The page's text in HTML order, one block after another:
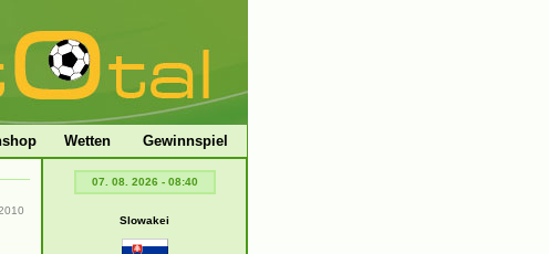
Wetten Gewinnspiel
07. 08. 2026 - 08:40
Slowakei